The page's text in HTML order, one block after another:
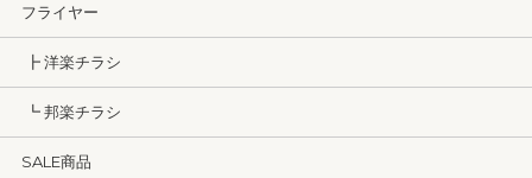
フライヤー
┣ 洋楽チラシ
┗ 邦楽チラシ
SALE商品